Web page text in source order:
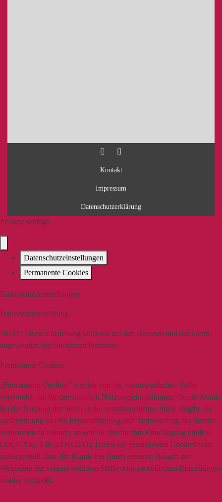
Kontakt
Impressum
Datenschutzerklärung
Privacy settings
Datenschutzeinstellungen
Permanente Cookies
Datenschutzeinstellungen
Datenschutzerklärung
NOTE: Diese Einstellung wird nur auf den Browser und das Gerät
angewendet, das Sie derzeit benutzen.
Permanente Cookies
„Permanente Cookies“ werden von der verantwortlichen Stelle
verwendet, um die persönlichen Nutzungseinstellungen, die ein Kunde
bei der Nutzung der Services der verantwortlichen Stelle eingibt, zu
speichern und so eine Personalisierung und Verbesserung des Service
vornehmen zu können, soweit Sie hierfür Ihre Einwilligung erteilen
(Art. 6 Abs. 1 lit. a DSGVO). Durch die permanenten Cookies wird
sichergestellt, dass der Kunde bei einem erneuten Besuch der
Webseiten der verantwortlichen Stelle seine persönlichen Einstellungen
wieder vorfindet.